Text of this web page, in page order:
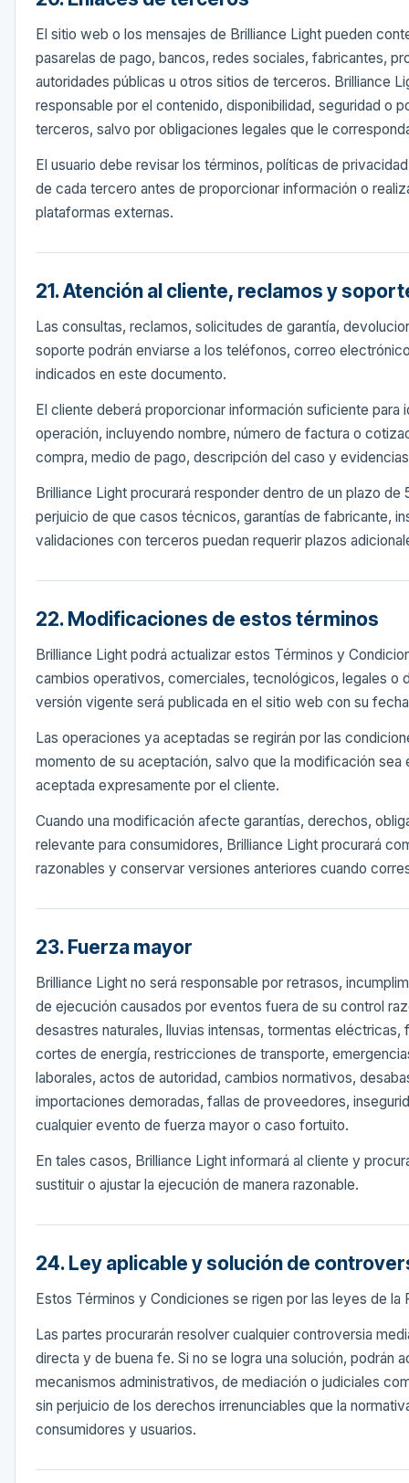
El sitio web o los mensajes de Brilliance Light pueden
pasarelas de pago, bancos, redes sociales, fabricantes,
autoridades públicas u otros sitios de terceros. Brilliance
responsable por el contenido, disponibilidad, seguridad o
terceros, salvo por obligaciones legales que le
El usuario debe revisar los términos, políticas de
de cada tercero antes de proporcionar información o
plataformas externas.
21. Atención al cliente, reclamos y
Las consultas, reclamos, solicitudes de garantía,
soporte podrán enviarse a los teléfonos, correo
indicados en este documento.
El cliente deberá proporcionar información suficiente para
operación, incluyendo nombre, número de factura o
compra, medio de pago, descripción del caso y
Brilliance Light procurará responder dentro de un plazo de
perjuicio de que casos técnicos, garantías de fabricante,
validaciones con terceros puedan requerir plazos
22. Modificaciones de estos términos
Brilliance Light podrá actualizar estos Términos y
cambios operativos, comerciales, tecnológicos, legales o
versión vigente será publicada en el sitio web con su
Las operaciones ya aceptadas se regirán por las
momento de su aceptación, salvo que la modificación sea
aceptada expresamente por el cliente.
Cuando una modificación afecte garantías, derechos,
relevante para consumidores, Brilliance Light procurará
razonables y conservar versiones anteriores cuando
23. Fuerza mayor
Brilliance Light no será responsable por retrasos,
de ejecución causados por eventos fuera de su control
desastres naturales, lluvias intensas, tormentas eléctricas,
cortes de energía, restricciones de transporte,
laborales, actos de autoridad, cambios normativos,
importaciones demoradas, fallas de proveedores,
cualquier evento de fuerza mayor o caso fortuito.
En tales casos, Brilliance Light informará al cliente y
sustituir o ajustar la ejecución de manera razonable.
24. Ley aplicable y solución de
Estos Términos y Condiciones se rigen por las leyes de la
Las partes procurarán resolver cualquier controversia
directa y de buena fe. Si no se logra una solución, podrán
mecanismos administrativos, de mediación o judiciales
sin perjuicio de los derechos irrenunciables que la
consumidores y usuarios.